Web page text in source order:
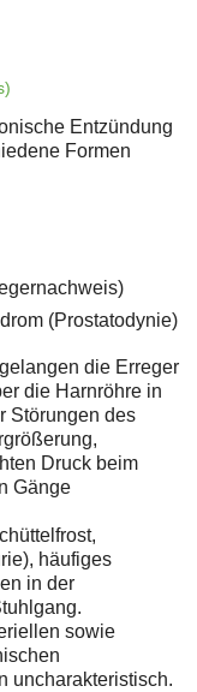
Entzündung
Formen
(Prostatodynie)
die Erreger
die Harnröhre in
Störungen des
Druck beim
Gänge
häufiges
in der
sowie
uncharakteristisch.